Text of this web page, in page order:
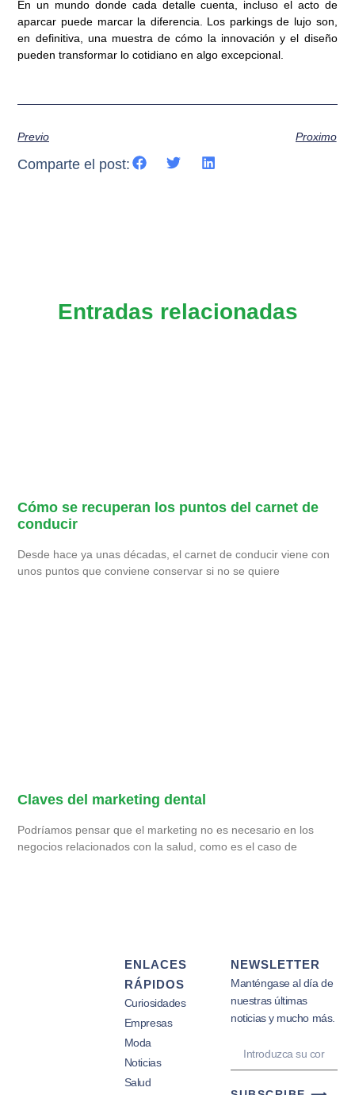
En un mundo donde cada detalle cuenta, incluso el acto de
aparcar puede marcar la diferencia. Los parkings de lujo son,
en definitiva, una muestra de cómo la innovación y el diseño
pueden transformar lo cotidiano en algo excepcional.
Previo Proximo
Comparte el post:
Entradas relacionadas
Cómo se recuperan los puntos del carnet de
conducir
Desde hace ya unas décadas, el carnet de conducir viene con
unos puntos que conviene conservar si no se quiere
Claves del marketing dental
Podríamos pensar que el marketing no es necesario en los
negocios relacionados con la salud, como es el caso de
ENLACES
RÁPIDOS
Curiosidades
Empresas
Moda
Noticias
Salud
NEWSLETTER
Manténgase al día de
nuestras últimas
noticias y mucho más.